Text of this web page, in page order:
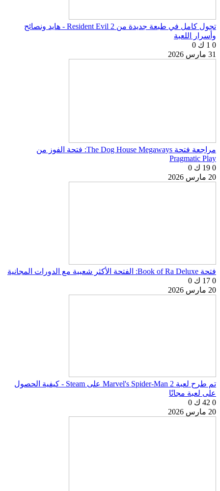
تجول كامل في طبعة جديدة من Resident Evil 2 - هايد ونصائح
وأسرار اللعبة
0 1 ك
0
31 مارس 2026
مراجعة فتحة The Dog House Megaways: فتحة الفوز من
Pragmatic Play
0 19 ك
0
20 مارس 2026
فتحة Book of Ra Deluxe: الفتحة الأكثر شعبية مع الدورات المجانية
0 17 ك
0
20 مارس 2026
تم طرح لعبة Marvel's Spider-Man 2 على Steam - كيفية الحصول
على لعبة مجانًا
0 42 ك
0
20 مارس 2026